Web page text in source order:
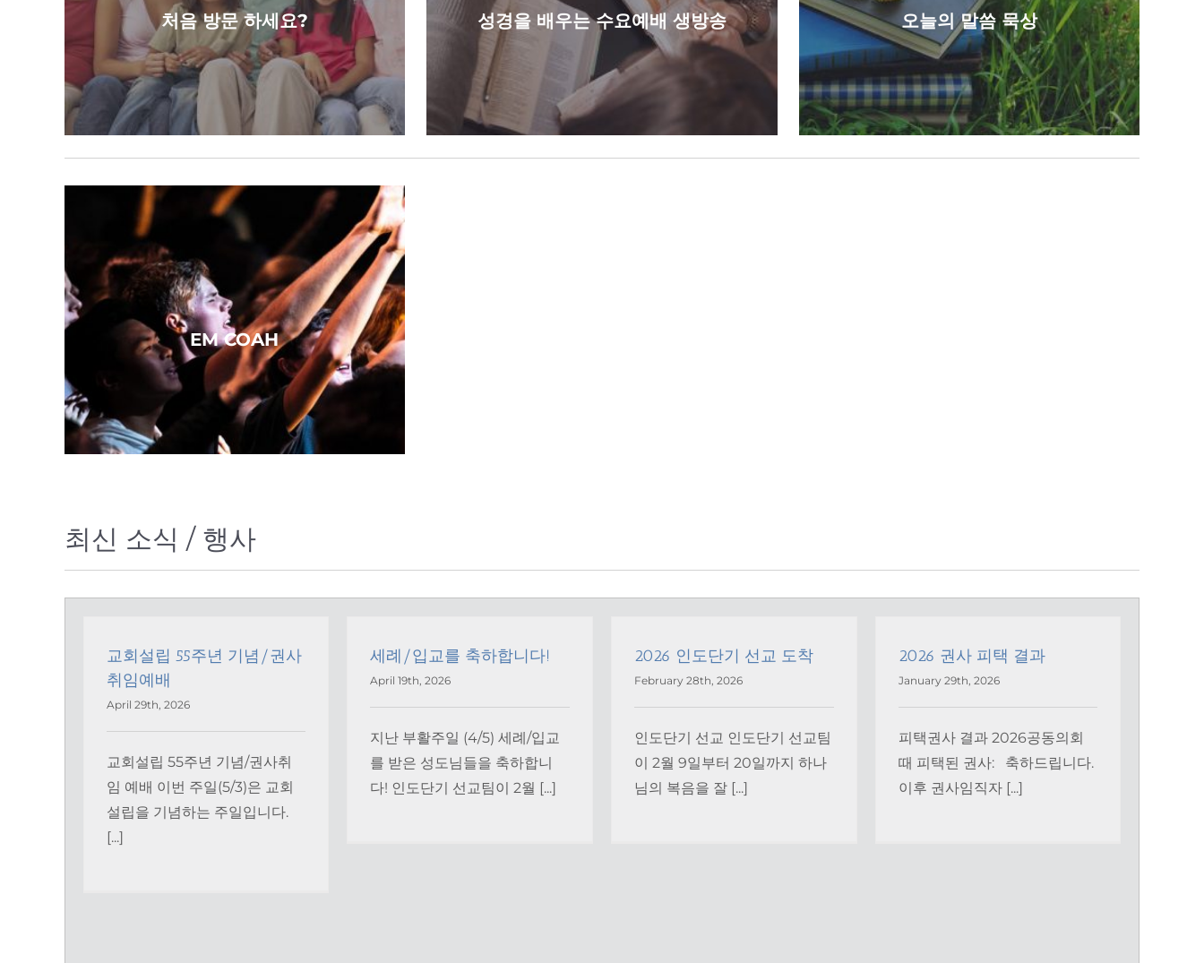
처음 방문 하세요? 성경을 배우는 수요예배 생방송 오늘의 말씀 묵상
EM COAH
최신 소식 / 행사
교회설립 55주년 기념/권사
취임예배
April 29th, 2026
교회설립 55주년 기념/권사취
임 예배 이번 주일(5/3)은 교회
설립을 기념하는 주일입니다.
[...]
세례/입교를 축하합니다!
April 19th, 2026
지난 부활주일 (4/5) 세례/입교
를 받은 성도님들을 축하합니
다! 인도단기 선교팀이 2월 [...]
2026 인도단기 선교 도착
February 28th, 2026
인도단기 선교 인도단기 선교팀
이 2월 9일부터 20일까지 하나
님의 복음을 잘 [...]
2026 권사 피택 결과
January 29th, 2026
피택권사 결과 2026공동의회
때 피택된 권사: 축하드립니다.
이후 권사임직자 [...]